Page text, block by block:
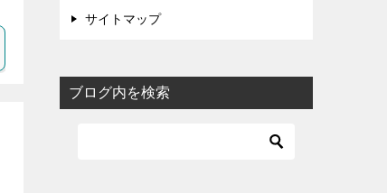
サイトマップ
ブログ内を検索